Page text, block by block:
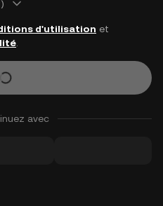
d'utilisation et
.
avec